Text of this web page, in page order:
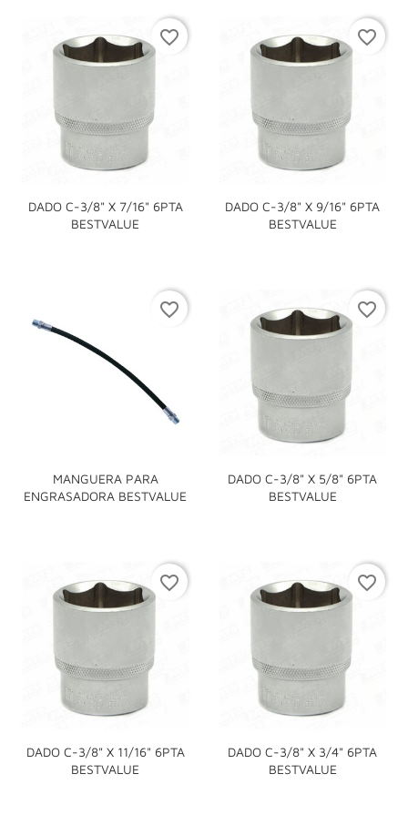
DADO C-3/8" X 7/16" 6PTA
BESTVALUE
favorite_border
DADO C-3/8" X 9/16" 6PTA
BESTVALUE
favorite_border
MANGUERA PARA
ENGRASADORA BESTVALUE
favorite_border
DADO C-3/8" X 5/8" 6PTA
BESTVALUE
favorite_border
DADO C-3/8" X 11/16" 6PTA
BESTVALUE
favorite_border
DADO C-3/8" X 3/4" 6PTA
BESTVALUE
favorite_border